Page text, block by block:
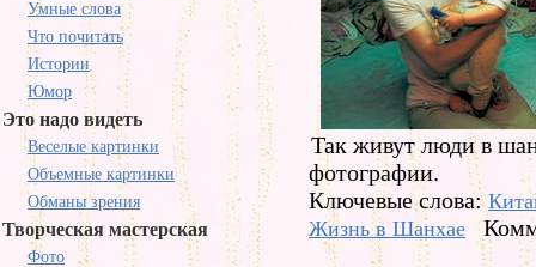
Умные слова
Что почитать
Истории
Юмор
Это надо видеть
Веселые картинки
Объемные картинки
Обманы зрения
Творческая мастерская
Фото
Так живут люди в
фотографии.
Ключевые слова:
Жизнь в Шанхае